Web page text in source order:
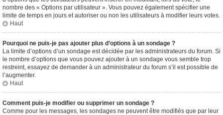
nombre des « Options par utilisateur ». Vous pouvez également spécifier une
limite de temps en jours et autoriser ou non les utilisateurs à modifier leurs votes.
Haut
Pourquoi ne puis-je pas ajouter plus d’options à un sondage ?
La limite d’options d’un sondage est décidée par les administrateurs du forum. Si
le nombre d’options que vous pouvez ajouter à un sondage vous semble trop
restreint, essayez de demander à un administrateur du forum s’il est possible de
l’augmenter.
Haut
Comment puis-je modifier ou supprimer un sondage ?
Comme pour les messages, les sondages ne peuvent être modifiés que par leur